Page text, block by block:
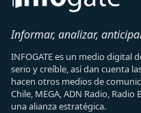
Informar, analizar,
INFOGATE es un medio digital
serio y creíble, así dan cuenta
hacen otros medios de
Chile, MEGA, ADN Radio,
una alianza estratégica.